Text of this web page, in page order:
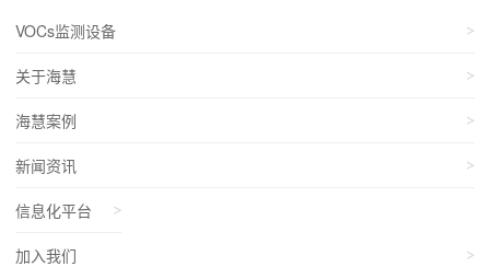
VOCs监测设备
关于海慧
海慧案例
新闻资讯
信息化平台
加入我们